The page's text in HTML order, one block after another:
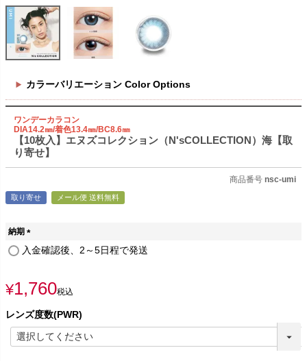
カラーバリエーション Color Options
ワンデーカラコン
DIA14.2㎜/着色13.4㎜/BC8.6㎜
【10枚入】エヌズコレクション（N'sCOLLECTION）海【取
り寄せ】
商品番号 nsc-umi
取り寄せ メール便 送料無料
納期
(
)
入金確認後、2～5日程で発送
¥1,760税込
レンズ度数(PWR)